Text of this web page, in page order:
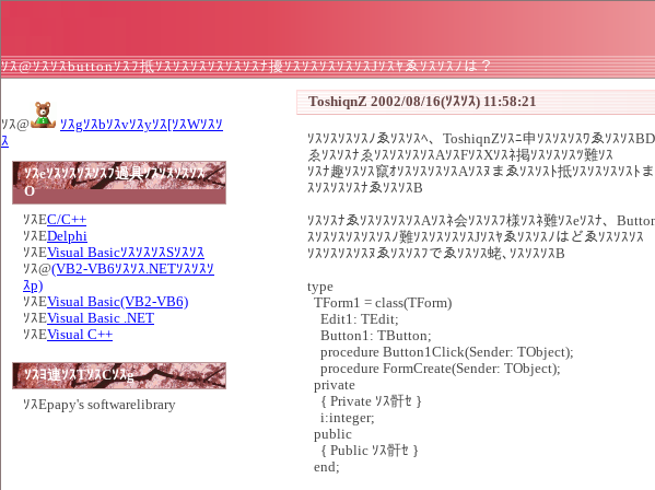
ｿｽ@ｿｽｿｽbuttonｿｽﾌ抵ｿｽｿｽｿｽｿｽｿｽｿｽﾅ擾ｿｽｿｽｿｽｿｽｿｽJｿｽﾔゑｿｽｿｽﾉは？
ｿｽ@
ｿｽgｿｽbｿｽvｿｽyｿｽ[ｿｽWｿｽｿ
ｽ
ｿｽeｿｽｿｽｿｽｿｽﾌ過具ｿｽｿｽｿｽｿｽ
O
ｿｽEC/C++
ｿｽEDelphi
ｿｽEVisual BasicｿｽｿｽｿｽSｿｽｿｽ
ｿｽ@(VB2-VB6ｿｽｿｽ.NETｿｽｿｽｿ
ｽp)
ｿｽEVisual Basic(VB2-VB6)
ｿｽEVisual Basic .NET
ｿｽEVisual C++
ｿｽﾖ連ｿｽTｿｽCｿｽg
ｿｽEpapy's softwarelibrary
ToshiqnZ 2002/08/16(ｿｽｿｽ) 11:58:21
ｿｽｿｽｿｽｿｽﾉゑｿｽｿｽﾍ、ToshiqnZｿｽﾆ申ｿｽｿｽｿｽﾜゑｿｽｿｽ
ゑｿｽｿｽﾅゑｿｽｿｽｿｽｿｽAｿｽFｿｽXｿｽﾈ掲ｿｽｿｽｿｽﾂ難ｿｽ
ｿｽﾅ趣ｿｽｿｽ竄ｵｿｽｿｽｿｽｿｽAｿｽﾇまゑｿｽｿｽﾄ抵ｿｽｿｽｿｽｿｽﾄ
ｽｿｽｿｽｿｽﾅゑｿｽｿｽB
ｿｽｿｽﾅゑｿｽｿｽｿｽｿｽAｿｽﾈ会ｿｽｿｽﾌ様ｿｽﾈ難ｿｽeｿｽﾅ、
ｽｿｽｿｽｿｽｿｽｿｽﾉ難ｿｽｿｽｿｽｿｽJｿｽﾔゑｿｽｿｽﾉはどゑｿｽｿｽｿｽ
ｿｽｿｽｿｽｿｽﾇゑｿｽｿｽﾌでゑｿｽｿｽ蛯､ｿｽｿｽｿｽB
type
TForm1 = class(TForm)
Edit1: TEdit;
Button1: TButton;
procedure Button1Click(Sender: TObject);
procedure FormCreate(Sender: TObject);
private
{ Private ｿｽ骭ｾ }
i:integer;
public
{ Public ｿｽ骭ｾ }
end;